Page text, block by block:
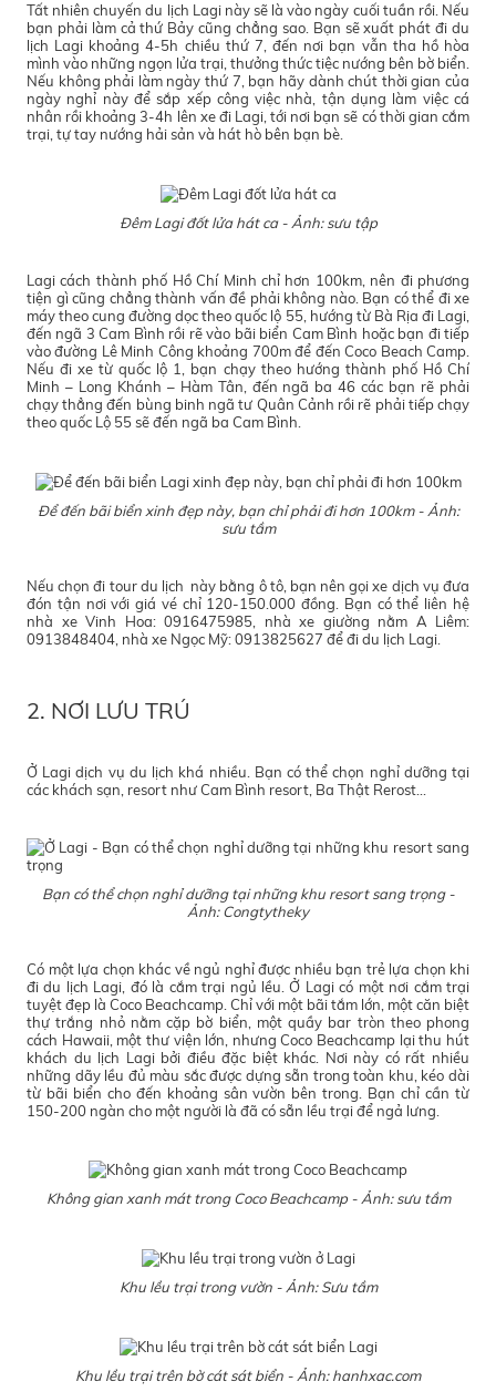
Tất nhiên chuyến du lịch Lagi này sẽ là vào ngày cuối tuần rồi. Nếu
bạn phải làm cả thứ Bảy cũng chẳng sao. Bạn sẽ xuất phát đi du
lịch Lagi khoảng 4-5h chiều thứ 7, đến nơi bạn vẫn tha hồ hòa
mình vào những ngọn lửa trại, thưởng thức tiệc nướng bên bờ biển.
Nếu không phải làm ngày thứ 7, bạn hãy dành chút thời gian của
ngày nghỉ này để sắp xếp công việc nhà, tận dụng làm việc cá
nhân rồi khoảng 3-4h lên xe đi Lagi, tới nơi bạn sẽ có thời gian cắm
trại, tự tay nướng hải sản và hát hò bên bạn bè.
ĐêmLagiđốt lửa hát ca - Ảnh: sưu tập
Lagi cách thành phố Hồ Chí Minh chỉ hơn 100km, nên đi phương
tiện gì cũng chẳng thành vấn đề phải không nào. Bạn có thể đi xe
máy theo cung đường dọc theo quốc lộ 55, hướng từ Bà Rịa đi Lagi,
đến ngã 3 Cam Bình rồi rẽ vào bãi biển Cam Bình hoặc bạn đi tiếp
vào đường Lê Minh Công khoảng 700m để đến Coco Beach Camp.
Nếu đi xe từ quốc lộ 1, bạn chạy theo hướng thành phố Hồ Chí
Minh – Long Khánh – Hàm Tân, đến ngã ba 46 các bạn rẽ phải
chạy thẳng đến bùng binh ngã tư Quân Cảnh rồi rẽ phải tiếp chạy
theo quốc Lộ 55 sẽ đến ngã ba Cam Bình.
Để đến bãi biển xinh đẹp này, bạn chỉ phải đi hơn 100km - Ảnh:
sưu tầm
Nếu chọn đi tour du lịch này bằng ô tô, bạn nên gọi xe dịch vụ đưa
đón tận nơi với giá vé chỉ 120-150.000 đồng. Bạn có thể liên hệ
nhà xe Vinh Hoa: 0916475985, nhà xe giường nằm A Liêm:
0913848404, nhà xe Ngọc Mỹ: 0913825627 để đi du lịch Lagi.
2. NƠI LƯU TRÚ
Ở Lagi dịch vụ du lịch khá nhiều. Bạn có thể chọn nghỉ dưỡng tại
các khách sạn, resort như Cam Bình resort, Ba Thật Rerost…
Bạn có thể chọn nghỉ dưỡng tại những khu resort sang trọng -
Ảnh: Congtytheky
Có một lựa chọn khác về ngủ nghỉ được nhiều bạn trẻ lựa chọn khi
đi du lịch Lagi, đó là cắm trại ngủ lều. Ở Lagi có một nơi cắm trại
tuyệt đẹp là Coco Beachcamp. Chỉ với một bãi tắm lớn, một căn biệt
thự trắng nhỏ nằm cặp bờ biển, một quầy bar tròn theo phong
cách Hawaii, một thư viện lớn, nhưng Coco Beachcamp lại thu hút
khách du lịch Lagi bởi điều đặc biệt khác. Nơi này có rất nhiều
những dãy lều đủ màu sắc được dựng sẵn trong toàn khu, kéo dài
từ bãi biển cho đến khoảng sân vườn bên trong. Bạn chỉ cần từ
150-200 ngàn cho một người là đã có sẵn lều trại để ngả lưng.
Không gian xanh mát trong Coco Beachcamp - Ảnh: sưu tầm
Khu lều trại trong vườn - Ảnh: Sưu tầm
Khu lều trại trên bờ cát sát biển - Ảnh: hanhxac.com